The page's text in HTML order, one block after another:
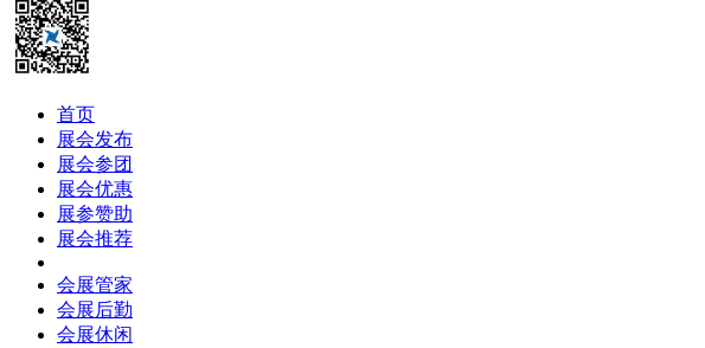
首页
展会发布
展会参团
展会优惠
展参赞助
展会推荐
会展管家
会展后勤
会展休闲